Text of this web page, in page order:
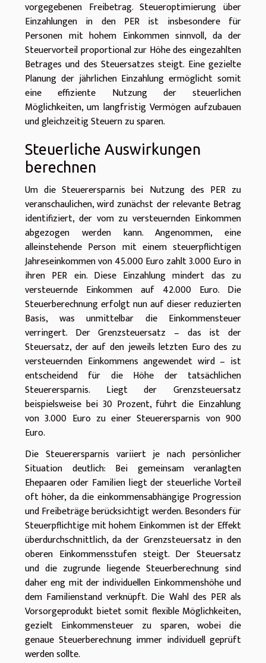
vorgegebenen Freibetrag. Steueroptimierung über
Einzahlungen in den PER ist insbesondere für
Personen mit hohem Einkommen sinnvoll, da der
Steuervorteil proportional zur Höhe des eingezahlten
Betrages und des Steuersatzes steigt. Eine gezielte
Planung der jährlichen Einzahlung ermöglicht somit
eine effiziente Nutzung der steuerlichen
Möglichkeiten, um langfristig Vermögen aufzubauen
und gleichzeitig Steuern zu sparen.
Steuerliche Auswirkungen
berechnen
Um die Steuerersparnis bei Nutzung des PER zu
veranschaulichen, wird zunächst der relevante Betrag
identifiziert, der vom zu versteuernden Einkommen
abgezogen werden kann. Angenommen, eine
alleinstehende Person mit einem steuerpflichtigen
Jahreseinkommen von 45.000 Euro zahlt 3.000 Euro in
ihren PER ein. Diese Einzahlung mindert das zu
versteuernde Einkommen auf 42.000 Euro. Die
Steuerberechnung erfolgt nun auf dieser reduzierten
Basis, was unmittelbar die Einkommensteuer
verringert. Der Grenzsteuersatz – das ist der
Steuersatz, der auf den jeweils letzten Euro des zu
versteuernden Einkommens angewendet wird – ist
entscheidend für die Höhe der tatsächlichen
Steuerersparnis. Liegt der Grenzsteuersatz
beispielsweise bei 30 Prozent, führt die Einzahlung
von 3.000 Euro zu einer Steuerersparnis von 900
Euro.
Die Steuerersparnis variiert je nach persönlicher
Situation deutlich: Bei gemeinsam veranlagten
Ehepaaren oder Familien liegt der steuerliche Vorteil
oft höher, da die einkommensabhängige Progression
und Freibeträge berücksichtigt werden. Besonders für
Steuerpflichtige mit hohem Einkommen ist der Effekt
überdurchschnittlich, da der Grenzsteuersatz in den
oberen Einkommensstufen steigt. Der Steuersatz
und die zugrunde liegende Steuerberechnung sind
daher eng mit der individuellen Einkommenshöhe und
dem Familienstand verknüpft. Die Wahl des PER als
Vorsorgeprodukt bietet somit flexible Möglichkeiten,
gezielt Einkommensteuer zu sparen, wobei die
genaue Steuerberechnung immer individuell geprüft
werden sollte.